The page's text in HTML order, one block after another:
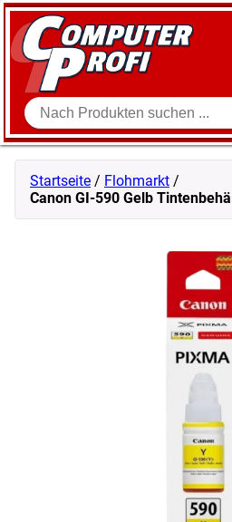
Zum Inhalt springen
VIDEO
SHOP
Startseite / Flohmarkt /
Canon GI-590 Gelb